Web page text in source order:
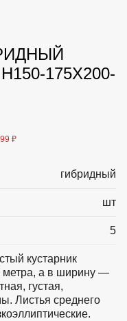
И
175X200-
₽
гибридный
шт
5
кустарник
метра, а в ширину —
густая,
Листья среднего